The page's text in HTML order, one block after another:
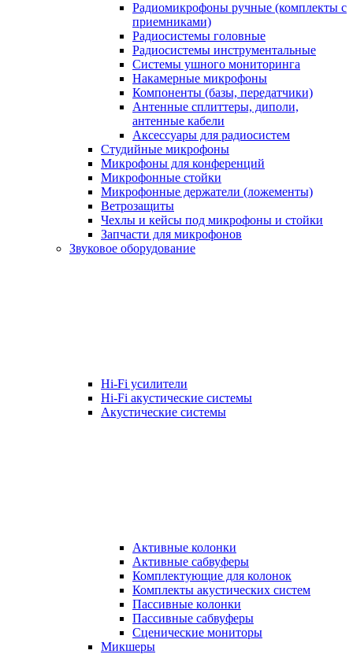
Радиомикрофоны ручные (комплекты с
приемниками)
Радиосистемы головные
Радиосистемы инструментальные
Системы ушного мониторинга
Накамерные микрофоны
Компоненты (базы, передатчики)
Антенные сплиттеры, диполи,
антенные кабели
Аксесcуары для радиосистем
Студийные микрофоны
Микрофоны для конференций
Микрофонные стойки
Микрофонные держатели (ложементы)
Ветрозащиты
Чехлы и кейсы под микрофоны и стойки
Запчасти для микрофонов
Звуковое оборудование
Hi-Fi усилители
Hi-Fi акустические системы
Акустические системы
Активные колонки
Активные сабвуферы
Комплектующие для колонок
Комплекты акустических систем
Пассивные колонки
Пассивные сабвуферы
Сценические мониторы
Микшеры